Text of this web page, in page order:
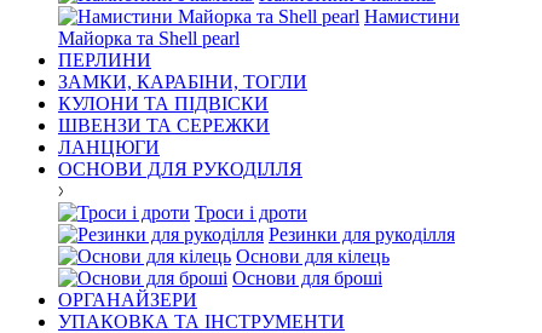
Намистини
Майорка та Shell pearl
ПЕРЛИНИ
ЗАМКИ, КАРАБІНИ, ТОГЛИ
КУЛОНИ ТА ПІДВІСКИ
ШВЕНЗИ ТА СЕРЕЖКИ
ЛАНЦЮГИ
ОСНОВИ ДЛЯ РУКОДІЛЛЯ
Троси і дроти
Резинки для рукоділля
Основи для кілець
Основи для броші
ОРГАНАЙЗЕРИ
УПАКОВКА ТА ІНСТРУМЕНТИ